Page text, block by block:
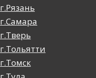
г.Рязань
г.Самара
г.Тверь
г.Тольятти
г.Томск